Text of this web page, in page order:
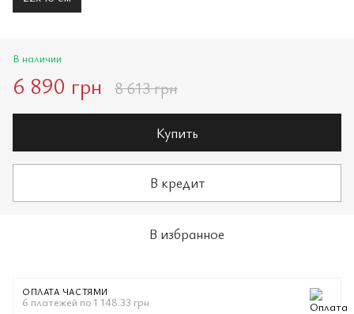
В наличии
6 890 грн 8 613 грн
Купить
В кредит
В избранное
ОПЛАТА ЧАСТЯМИ
6 платежей по 1 148.33 грн